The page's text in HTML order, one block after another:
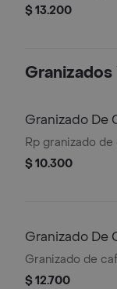
$ 13.200
Granizados
Granizado De
Rp granizado
$ 10.300
Granizado De
Granizado de
$ 12.700